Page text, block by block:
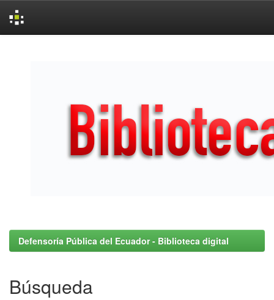
Defensoría Pública del Ecuador - Biblioteca digital
Búsqueda